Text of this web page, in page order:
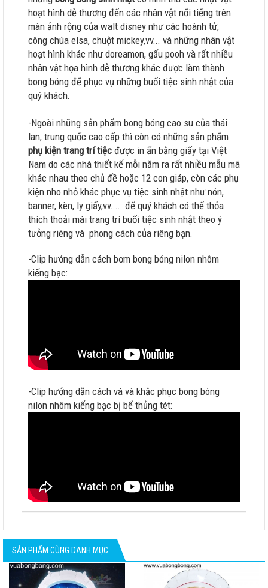
hoạt hình dễ thương đến các nhân vật nổi tiếng trên
màn ảnh rộng của walt disney như các hoành tử,
công chúa elsa, chuột mickey,vv... và những nhân vật
hoạt hình khác như doreamon, gấu pooh và rất nhiều
nhân vật họa hình dễ thương khác được làm thành
bong bóng để phục vụ những buổi tiệc sinh nhật của
quý khách.
-Ngoài những sản phẩm bong bóng cao su của thái
lan, trung quốc cao cấp thì còn có những sản phẩm
phụ kiện trang trí tiệc được in ấn bằng giấy tại Việt
Nam do các nhà thiết kế mỗi năm ra rất nhiều mẫu mã
khác nhau theo chủ đề hoặc 12 con giáp, còn các phụ
kiện nho nhỏ khác phục vụ tiệc sinh nhật như nón,
banner, kèn, ly giấy,vv..... để quý khách có thể thỏa
thích thoải mái trang trí buổi tiệc sinh nhật theo ý
tưởng riêng và phong cách của riêng bạn.
-Clip hướng dẫn cách bơm bong bóng nilon nhôm
kiếng bạc:
-Clip hướng dẫn cách vá và khắc phục bong bóng
nilon nhôm kiếng bạc bị bể thủng tét:
SẢN PHẨM CÙNG DANH MỤC